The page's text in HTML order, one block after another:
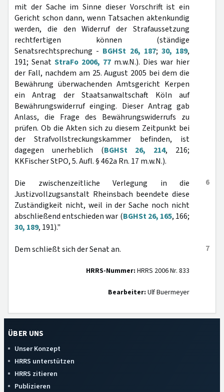
mit der Sache im Sinne dieser Vorschrift ist ein
Gericht schon dann, wenn Tatsachen aktenkundig
werden, die den Widerruf der Strafaussetzung
rechtfertigen können (ständige
Senatsrechtsprechung - BGHSt 26, 187; 30, 189,
191; Senat StraFo 2006, 77 m.w.N.). Dies war hier
der Fall, nachdem am 25. August 2005 bei dem die
Bewährung überwachenden Amtsgericht Kerpen
ein Antrag der Staatsanwaltschaft Köln auf
Bewährungswiderruf einging. Dieser Antrag gab
Anlass, die Frage des Bewährungswiderrufs zu
prüfen. Ob die Akten sich zu diesem Zeitpunkt bei
der Strafvollstreckungskammer befinden, ist
dagegen unerheblich (BGHSt 26, 214, 216;
KKFischer StPO, 5. Aufl. § 462a Rn. 17 m.w.N.).
6
Die zwischenzeitliche Verlegung in die
Justizvollzugsanstalt Rheinsbach beendete diese
Zuständigkeit nicht, weil in der Sache noch nicht
abschließend entschieden war (BGHSt 26, 165, 166;
30, 189, 191)."
7
Dem schließt sich der Senat an.
HRRS-Nummer: HRRS 2006 Nr. 833
Bearbeiter: Ulf Buermeyer
ÜBER UNS
Unser Konzept
HRRS unterstützen
HRRS zitieren
Publizieren